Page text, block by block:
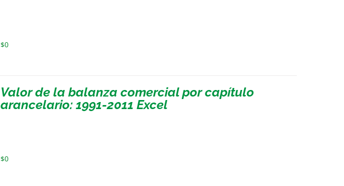
$0
Valor de la balanza comercial por capítulo
arancelario: 1991-2011 Excel
$0